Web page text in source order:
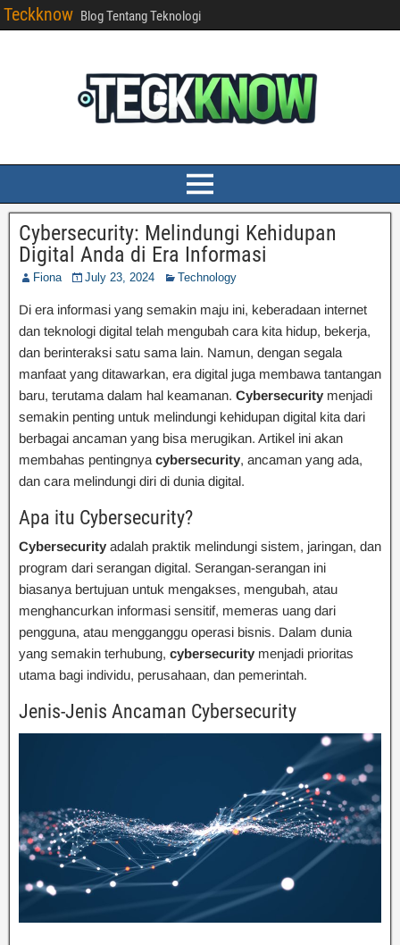
Teckknow Blog Tentang Teknologi
Cybersecurity: Melindungi Kehidupan
Digital Anda di Era Informasi
Fiona July 23, 2024 Technology
Di era informasi yang semakin maju ini, keberadaan internet
dan teknologi digital telah mengubah cara kita hidup, bekerja,
dan berinteraksi satu sama lain. Namun, dengan segala
manfaat yang ditawarkan, era digital juga membawa tantangan
baru, terutama dalam hal keamanan. Cybersecurity menjadi
semakin penting untuk melindungi kehidupan digital kita dari
berbagai ancaman yang bisa merugikan. Artikel ini akan
membahas pentingnya cybersecurity, ancaman yang ada,
dan cara melindungi diri di dunia digital.
Apa itu Cybersecurity?
Cybersecurity adalah praktik melindungi sistem, jaringan, dan
program dari serangan digital. Serangan-serangan ini
biasanya bertujuan untuk mengakses, mengubah, atau
menghancurkan informasi sensitif, memeras uang dari
pengguna, atau mengganggu operasi bisnis. Dalam dunia
yang semakin terhubung, cybersecurity menjadi prioritas
utama bagi individu, perusahaan, dan pemerintah.
Jenis-Jenis Ancaman Cybersecurity